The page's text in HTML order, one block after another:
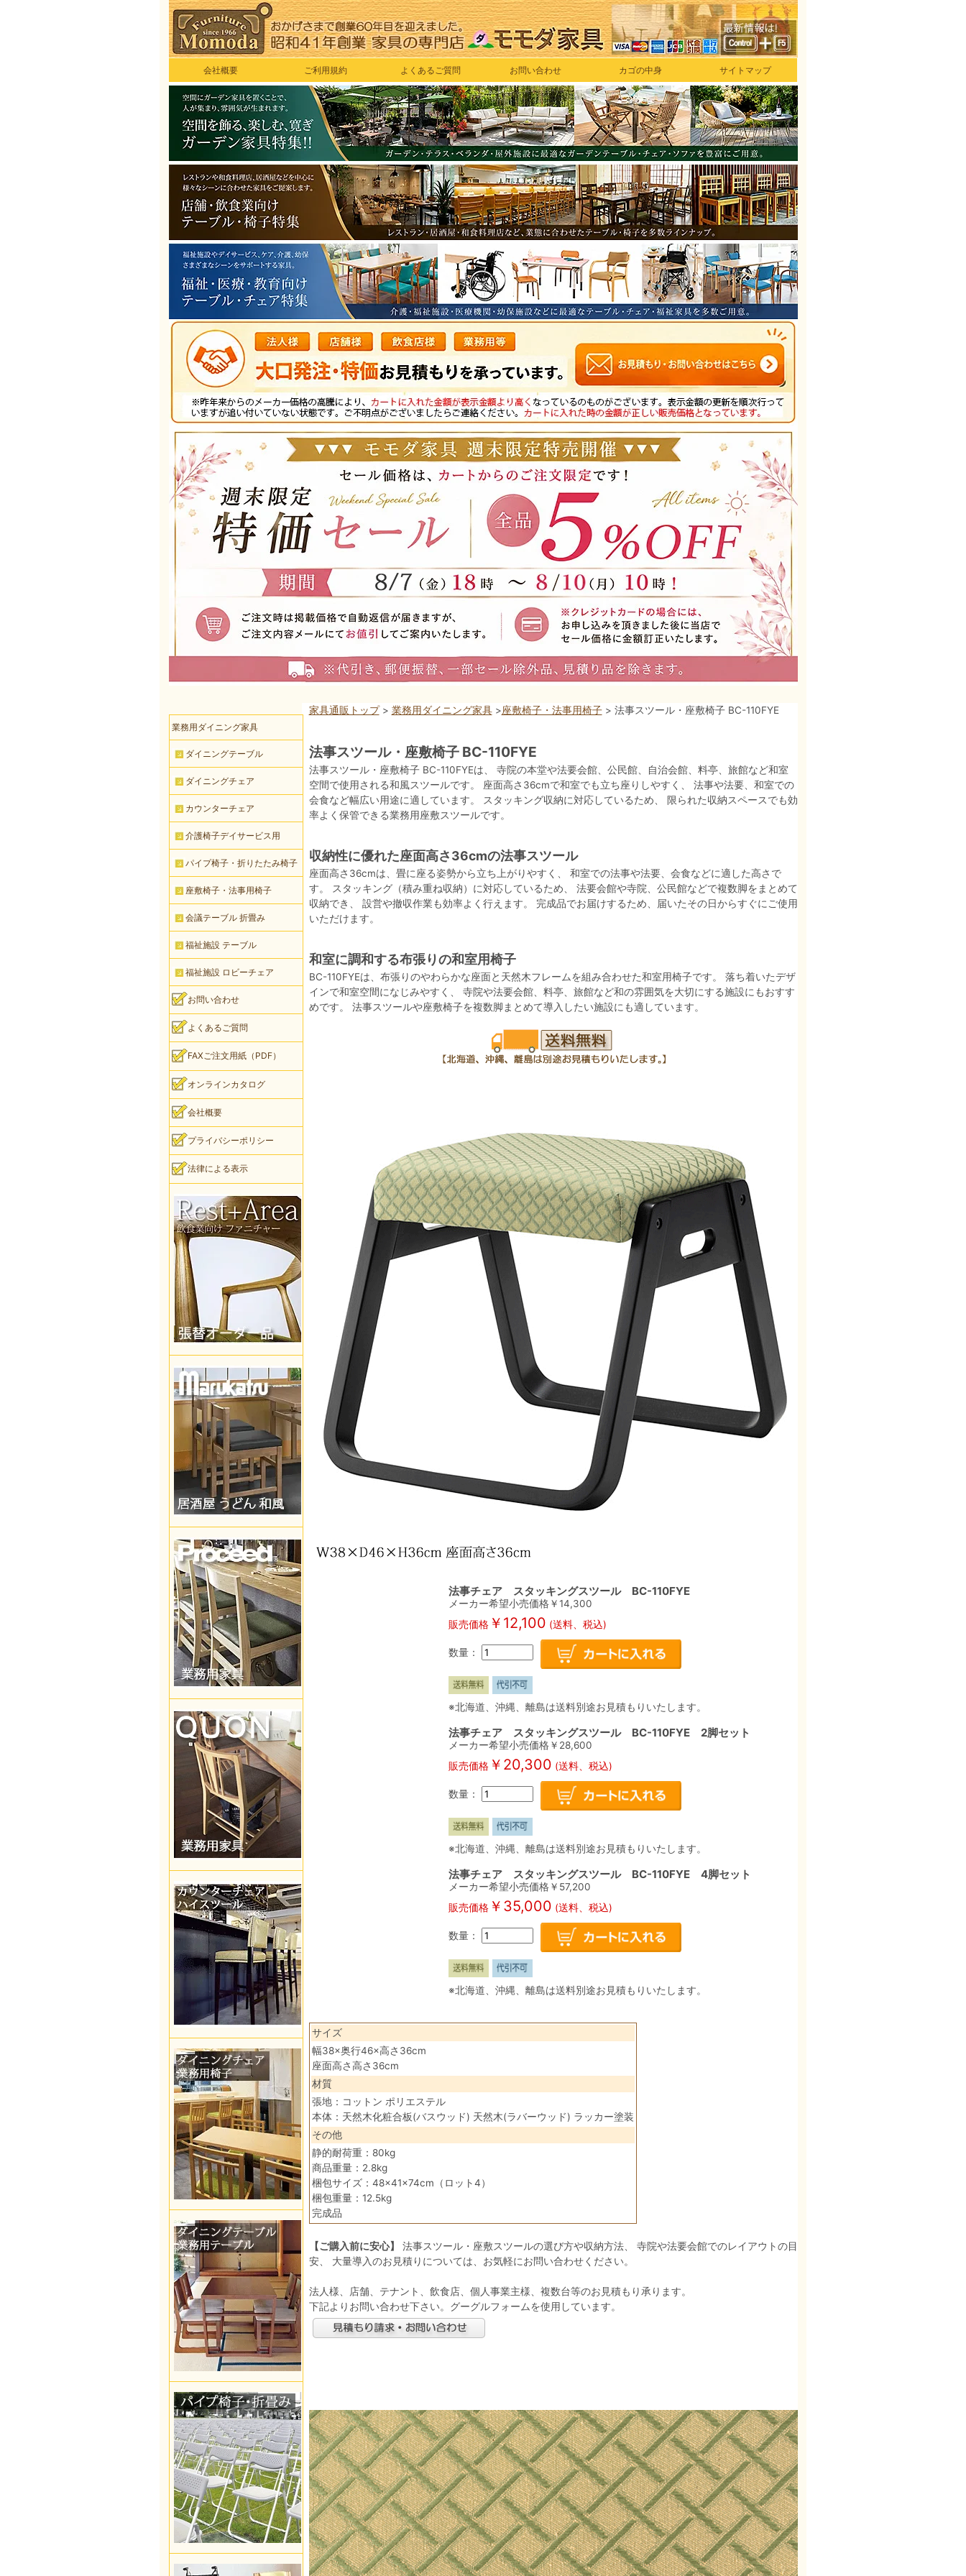
会社概要 ご利用規約 よくあるご質問 お問い合わせ カゴの中身 サイトマップ
家具通販トップ> 業務用ダイニング家具>座敷椅子・法事用椅子> 法事スツール・座敷椅子 BC-110FYE
法事スツール・座敷椅子 BC-110FYE
法事スツール・座敷椅子 BC-110FYEは、 寺院の本堂や法要会館、公民館、自治会館、料亭、旅館など和室
空間で使用される和風スツールです。 座面高さ36cmで和室でも立ち座りしやすく、 法事や法要、和室での
会食など幅広い用途に適しています。 スタッキング収納に対応しているため、 限られた収納スペースでも効
率よく保管できる業務用座敷スツールです。
収納性に優れた座面高さ36cmの法事スツール
座面高さ36cmは、畳に座る姿勢から立ち上がりやすく、 和室での法事や法要、会食などに適した高さで
す。 スタッキング（積み重ね収納）に対応しているため、 法要会館や寺院、公民館などで複数脚をまとめて
収納でき、 設営や撤収作業も効率よく行えます。 完成品でお届けするため、届いたその日からすぐにご使用
いただけます。
和室に調和する布張りの和室用椅子
BC-110FYEは、布張りのやわらかな座面と天然木フレームを組み合わせた和室用椅子です。 落ち着いたデザ
インで和室空間になじみやすく、 寺院や法要会館、料亭、旅館など和の雰囲気を大切にする施設にもおすす
めです。 法事スツールや座敷椅子を複数脚まとめて導入したい施設にも適しています。
法事チェア スタッキングスツール BC-110FYE
メーカー希望小売価格￥14,300
販売価格￥ 12,100 (送料、税込)
数量：
※北海道、沖縄、離島は送料別途お見積もりいたします。
法事チェア スタッキングスツール BC-110FYE 2脚セット
メーカー希望小売価格￥ 28,600
販売価格￥ 20,300 (送料、税込)
数量：
※北海道、沖縄、離島は送料別途お見積もりいたします。
法事チェア スタッキングスツール BC-110FYE 4脚セット
メーカー希望小売価格￥ 57,200
販売価格￥ 35,000 (送料、税込)
数量：
※北海道、沖縄、離島は送料別途お見積もりいたします。
サイズ
幅38×奥行46×高さ36cm
座面高さ高さ36cm
材質
張地：コットン ポリエステル
本体：天然木化粧合板(バスウッド) 天然木(ラバーウッド) ラッカー塗装
その他
静的耐荷重：80kg
商品重量：2.8kg
梱包サイズ：48×41×74cm（ロット4）
梱包重量：12.5kg
完成品
【ご購入前に安心】
法事スツール・座敷スツールの選び方や収納方法、 寺院や法要会館でのレイアウトの目
安、 大量導入のお見積りについては、お気軽にお問い合わせください。
法人様、店舗、テナント、飲食店、個人事業主様、複数台等のお見積もり承ります。
下記よりお問い合わせ下さい。グーグルフォームを使用しています。
業務用ダイニング家具
ダイニングテーブル
ダイニングチェア
カウンターチェア
介護椅子デイサービス用
パイプ椅子・折りたたみ椅子
座敷椅子・法事用椅子
会議テーブル 折畳み
福祉施設 テーブル
福祉施設 ロビーチェア
お問い合わせ
よくあるご質問
FAXご注文用紙（PDF）
オンラインカタログ
会社概要
プライバシーポリシー
法律による表示